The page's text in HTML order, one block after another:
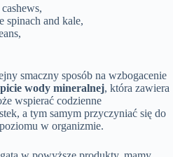
spinach and kale,
smaczny sposób na wzbogacenie
picie wody mineralnej, która zawiera
wspierać codzienne
a tym samym przyczyniać się do
w organizmie.